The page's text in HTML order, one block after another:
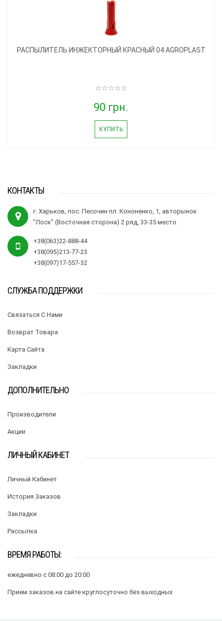
РАСПЫЛИТЕЛЬ ИНЖЕКТОРНЫЙ КРАСНЫЙ 04 AGROPLAST
90 грн.
КУПИТЬ
КОНТАКТЫ
г. Харьков, пос. Песочин пл. Кононенко, 1, авторынок
"Лоск" (Восточная сторона) 2 ряд, 33-35 место.
+38(063)22-888-44
+38(095)213-77-23
+38(097)17-557-32
СЛУЖБА ПОДДЕРЖКИ
Связаться С Нами
Возврат Товара
Карта Сайта
Закладки
ДОПОЛНИТЕЛЬНО
Производители
Акции
ЛИЧНЫЙ КАБИНЕТ
Личный Кабинет
История Заказов
Закладки
Рассылка
ВРЕМЯ РАБОТЫ:
ежедневно с 08:00 до 20:00
Прием заказов на сайте круглосуточно без выходных